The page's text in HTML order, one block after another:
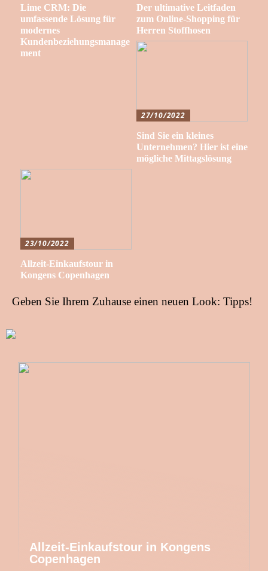
Lime CRM: Die
umfassende Lösung für
modernes
Kundenbeziehungsmanage
ment
Der ultimative Leitfaden
zum Online-Shopping für
Herren Stoffhosen
27/10/2022
Sind Sie ein kleines
Unternehmen? Hier ist eine
mögliche Mittagslösung
23/10/2022
Allzeit-Einkaufstour in
Kongens Copenhagen
Geben Sie Ihrem Zuhause einen neuen Look: Tipps!
Allzeit-Einkaufstour in Kongens
Copenhagen